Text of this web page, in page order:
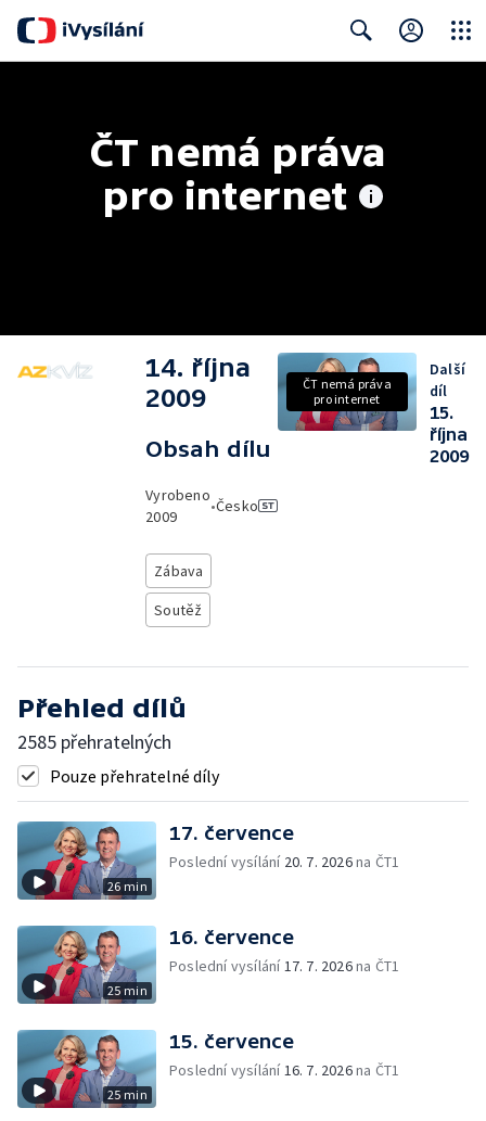
ČT nemá práva
pro internet
14. října
2009
Obsah dílu
Vyrobeno
2009
•Česko
Zábava
Soutěž
ČT nemá práva
pro internet
Další
díl
15.
října
2009
Přehled dílů
2585 přehratelných
Pouze přehratelné díly
26 min
17. července
Poslední vysílání 20. 7. 2026na ČT1
25 min
16. července
Poslední vysílání17. 7. 2026na ČT1
25 min
15. července
Poslední vysílání16. 7. 2026na ČT1